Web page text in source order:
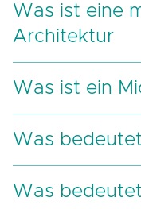
Was ist eine
Architektur
Was ist ein
Was
Was